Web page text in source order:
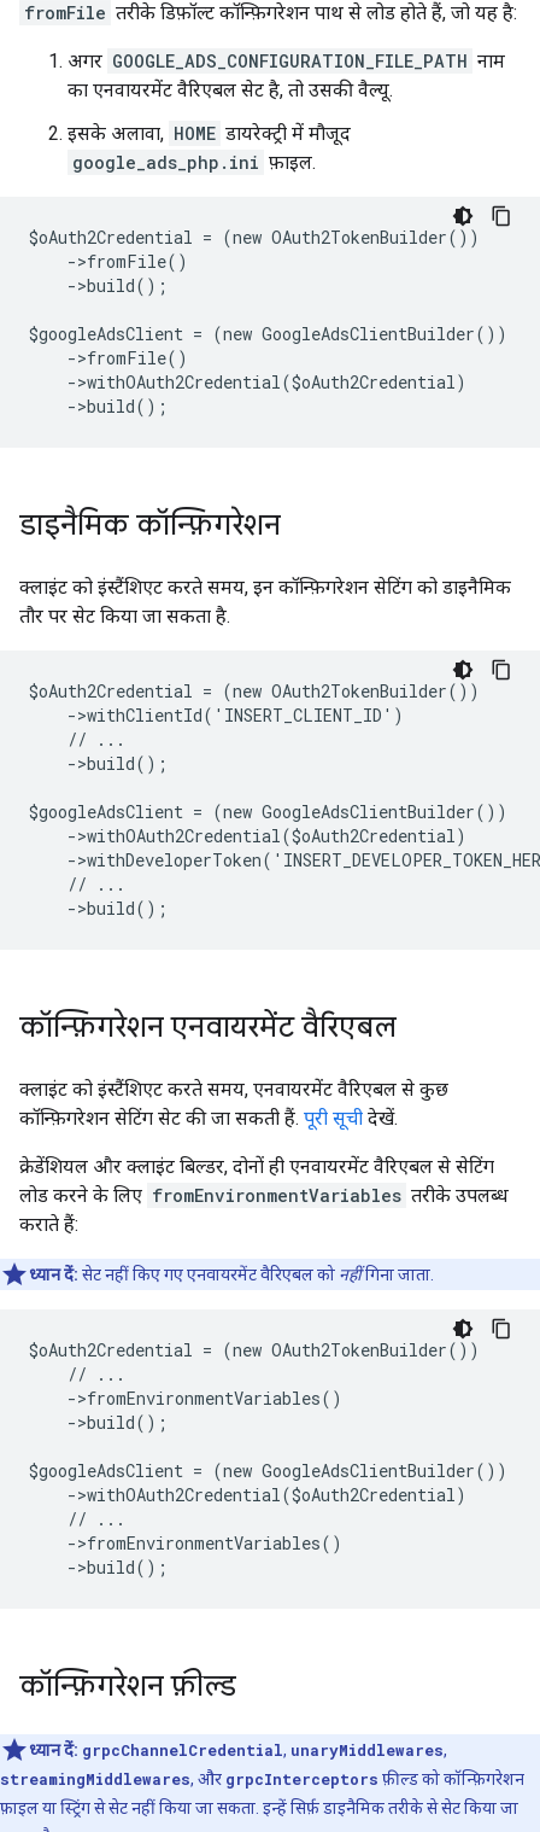
fromFile तरीके डिफ़ॉल्ट कॉन्फ़िगरेशन पाथ से लोड होते हैं, जो यह है:
अगर GOOGLE_ADS_CONFIGURATION_FILE_PATH नाम
का एनवायरमेंट वैरिएबल सेट है, तो उसकी वैल्यू.
इसके अलावा, HOME डायरेक्ट्री में मौजूद
google_ads_php.ini फ़ाइल.
$oAuth2Credential = (new OAuth2TokenBuilder())
    ->fromFile()
    ->build();
$googleAdsClient = (new GoogleAdsClientBuilder())
    ->fromFile()
    ->withOAuth2Credential($oAuth2Credential)
    ->build();
डाइनैमिक कॉन्फ़िगरेशन
क्लाइंट को इंस्टैंशिएट करते समय, इन कॉन्फ़िगरेशन सेटिंग को डाइनैमिक
तौर पर सेट किया जा सकता है.
$oAuth2Credential = (new OAuth2TokenBuilder())
    ->withClientId('INSERT_CLIENT_ID')
    // ...
    ->build();
$googleAdsClient = (new GoogleAdsClientBuilder())
    ->withOAuth2Credential($oAuth2Credential)
-
    // ...
    ->build();
कॉन्फ़िगरेशन एनवायरमेंट वैरिएबल
क्लाइंट को इंस्टैंशिएट करते समय, एनवायरमेंट वैरिएबल से कुछ
कॉन्फ़िगरेशन सेटिंग सेट की जा सकती हैं. पूरी सूची देखें.
क्रेडेंशियल और क्लाइंट बिल्डर, दोनों ही एनवायरमेंट वैरिएबल से सेटिंग
लोड करने के लिए fromEnvironmentVariables तरीके उपलब्ध
कराते हैं:
ध्यान दें: सेट नहीं किए गए एनवायरमेंट वैरिएबल को नहींगिना जाता.
$oAuth2Credential = (new OAuth2TokenBuilder())
    // ...
    ->fromEnvironmentVariables()
    ->build();
$googleAdsClient = (new GoogleAdsClientBuilder())
    ->withOAuth2Credential($oAuth2Credential)
    // ...
    ->fromEnvironmentVariables()
    ->build();
कॉन्फ़िगरेशन फ़ील्ड
ध्यान दें: grpcChannelCredential, unaryMiddlewares,
streamingMiddlewares, और grpcInterceptors फ़ील्ड को कॉन्फ़िगरेशन
फ़ाइल या स्ट्रिंग से सेट नहीं किया जा सकता. इन्हें सिर्फ़ डाइनैमिक तरीके से सेट किया जा